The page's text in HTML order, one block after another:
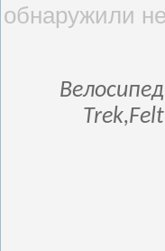
обнаружили